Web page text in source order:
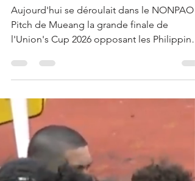
l'Union's Cup 2026!
Aujourd'hui se déroulait dans le NONPAO
Malaisie (qui a éliminé dans la douleur
Taïwan sur le score de 42 à 29). En première
mi-temps, les Volcanoes prenaient un léger
avantage contre des Bunga Raya qui
rivalisaient grâce à leur jeune ouvreur
phénomène Aqasha Daniel Irwan (17 à 15).